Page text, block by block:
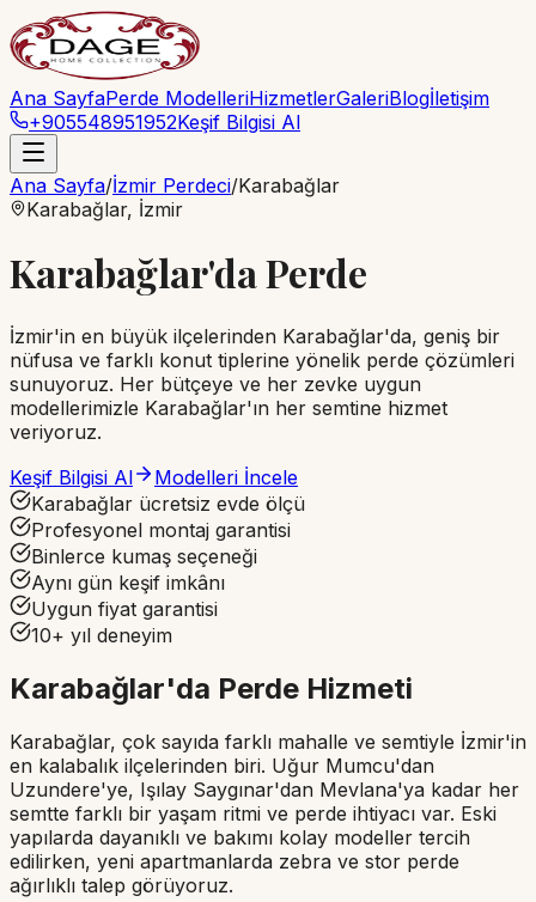
Ana SayfaPerde ModelleriHizmetlerGaleriBlogİletişim
+905548951952Keşif Bilgisi Al
Ana Sayfa/İzmir Perdeci/Karabağlar
Karabağlar, İzmir
Karabağlar'da Perde
İzmir'in en büyük ilçelerinden Karabağlar'da, geniş bir
nüfusa ve farklı konut tiplerine yönelik perde çözümleri
sunuyoruz. Her bütçeye ve her zevke uygun
modellerimizle Karabağlar'ın her semtine hizmet
veriyoruz.
Keşif Bilgisi Al
Modelleri İncele
Karabağlar ücretsiz evde ölçü
Profesyonel montaj garantisi
Binlerce kumaş seçeneği
Aynı gün keşif imkânı
Uygun fiyat garantisi
10+ yıl deneyim
Karabağlar'da Perde Hizmeti
Karabağlar, çok sayıda farklı mahalle ve semtiyle İzmir'in
en kalabalık ilçelerinden biri. Uğur Mumcu'dan
Uzundere'ye, Işılay Saygınar'dan Mevlana'ya kadar her
semtte farklı bir yaşam ritmi ve perde ihtiyacı var. Eski
yapılarda dayanıklı ve bakımı kolay modeller tercih
edilirken, yeni apartmanlarda zebra ve stor perde
ağırlıklı talep görüyoruz.